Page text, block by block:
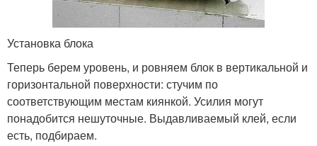
Установка блока
Теперь берем уровень, и ровняем блок в вертикальной и
горизонтальной поверхности: стучим по
соответствующим местам киянкой. Усилия могут
понадобится нешуточные. Выдавливаемый клей, если
есть, подбираем.